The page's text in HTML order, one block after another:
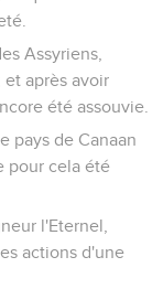
Assyriens,
et après avoir
été assouvie.
pays de Canaan
pour cela été
l'Eternel,
actions d'une